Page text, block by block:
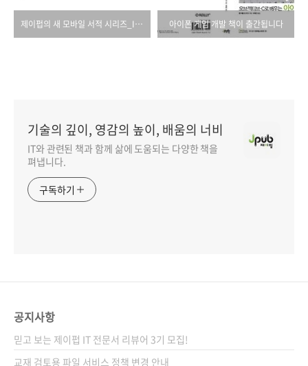
제이펍의 새 모바일 서적 시리즈_I Love Mobile 아이폰 게임 개발 책이 출간됩니다
기술의 깊이, 영감의 높이, 배움의 너비
IT와 관련된 책과 함께 삶에 도움되는 다양한 책을
펴냅니다.
구독하기
공지사항
믿고 보는 제이펍 IT 전문서 리뷰어 3기 모집!
교재 검토용 파일 서비스 정책 변경 안내